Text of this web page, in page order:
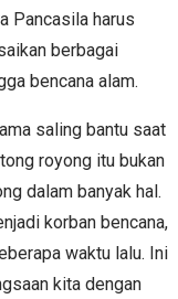
Pancasila harus
berbagai
bencana alam.
saling bantu saat
royong itu bukan
dalam banyak hal.
korban bencana,
waktu lalu. Ini
kita dengan